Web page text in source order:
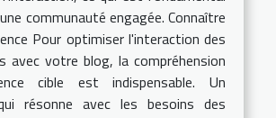
communauté engagée. Connaître
Pour optimiser l'interaction des
avec votre blog, la compréhension
cible est indispensable. Un
résonne avec les besoins des